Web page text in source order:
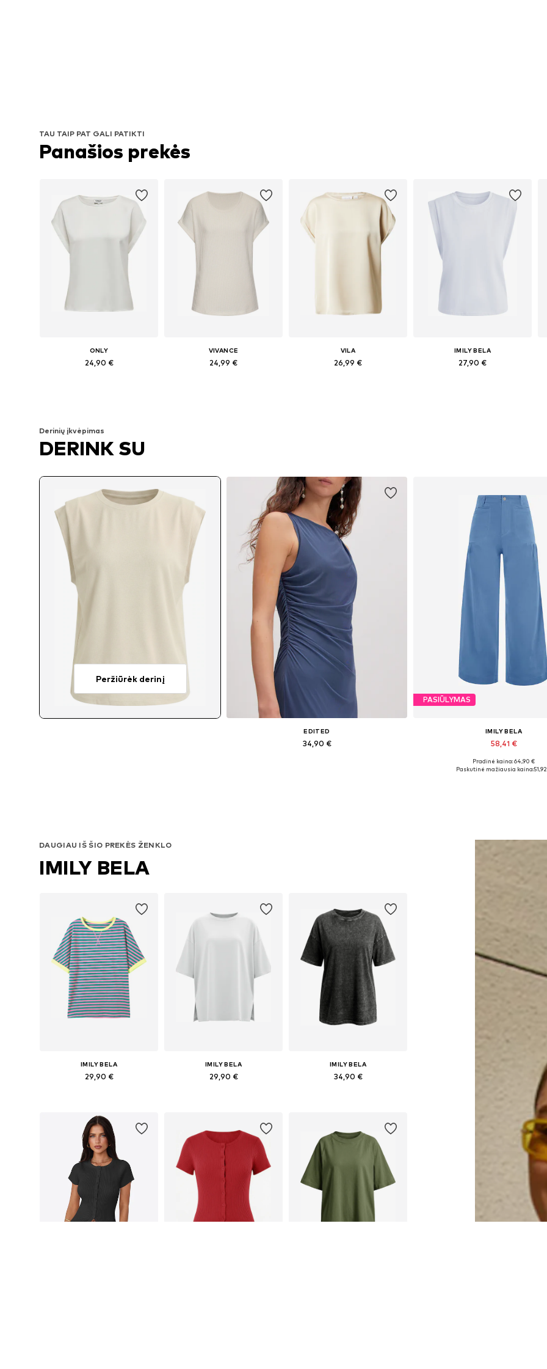
TAU TAIP PAT GALI PATIKTI
Panašios prekės
ONLY
24,90 €
VIVANCE
24,99 €
VILA
26,99 €
IMILY BELA
27,90 €
Derinių įkvėpimas
DERINK SU
Peržiūrėk derinį
EDITED
34,90 €
PASIŪLYMAS
IMILY BELA
58,41 €
Galimi dydžiai: 26-27, 27-28, 28-
Pradinė kaina: 64,90 €
Paskutinė mažiausia kaina:
DAUGIAU IŠ ŠIO PREKĖS ŽENKLO
IMILY BELA
IMILY BELA
29,90 €
Į krepšelį
IMILY BELA
29,90 €
IMILY BELA
34,90 €